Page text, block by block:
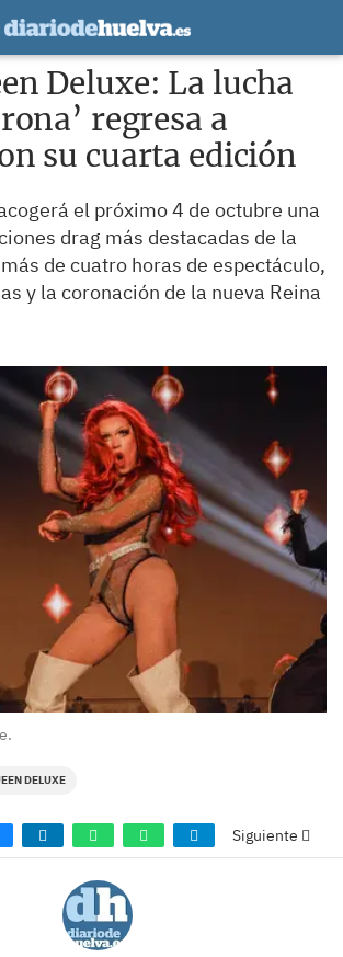
Deluxe: La lucha
regresa a
su cuarta edición
el próximo 4 de octubre una
drag más destacadas de la
de cuatro horas de espectáculo,
y la coronación de la nueva Reina
DELUXE
Siguiente